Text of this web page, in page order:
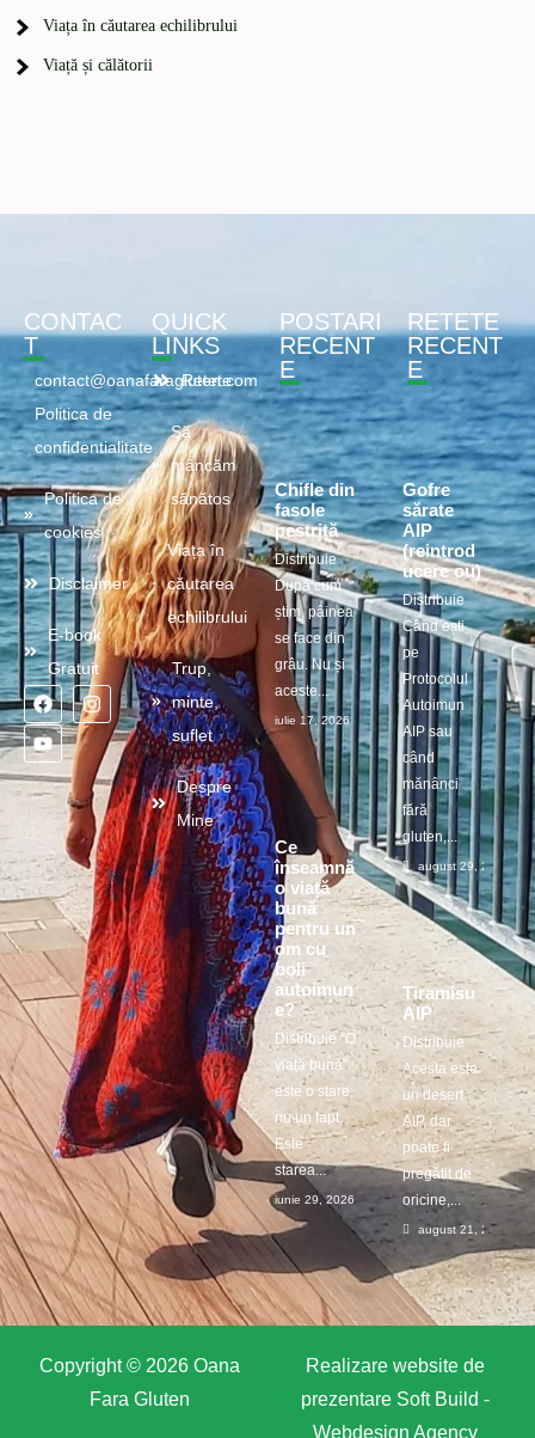
Viața în căutarea echilibrului
Viață și călătorii
CONTAC
T
contact@oanafaragluten.com
Politica de
confidentialitate
Politica de
cookies
Disclaimer
E-book
Gratuit
QUICK
LINKS
Retete
Să
mâncăm
sănătos
Viața în
căutarea
echilibrului
Trup,
minte,
suflet
Despre
Mine
POSTARI
RECENT
E
Chifle din
fasole
pestriță
Distribuie
După cum
știm, pâinea
se face din
grâu. Nu și
aceste...
iulie 17, 2026
Ce
înseamnă
o viață
bună
pentru un
om cu
boli
autoimun
e?
Distribuie ”O
viață bună”
este o stare,
nu un fapt.
Este
starea...
iunie 29, 2026
RETETE
RECENT
E
Gofre
sărate
AIP
(reintrod
ucere ou)
Distribuie
Când ești
pe
Protocolul
Autoimun
AIP sau
când
mănânci
fără
gluten,...
august 29, 2025
Tiramisu
AIP
Distribuie
Acesta este
un desert
AIP, dar
poate fi
pregătit de
oricine,...
august 21, 2025
Copyright © 2026 Oana
Fara Gluten
Realizare website de
prezentare Soft Build -
Webdesign Agency